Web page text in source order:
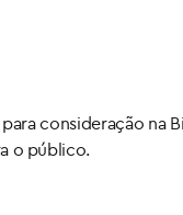
consideração na
o público.